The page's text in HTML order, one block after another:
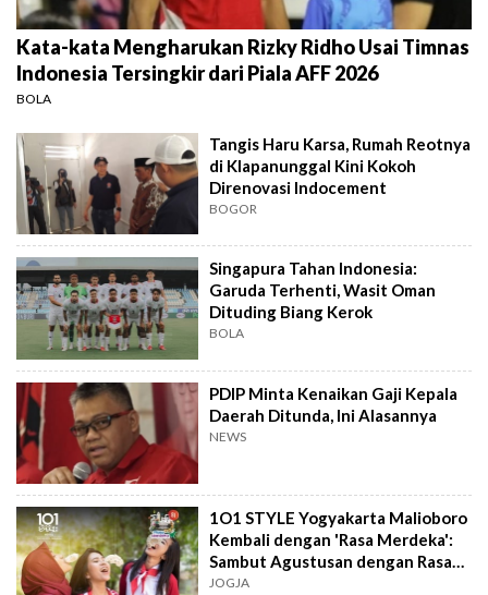
Kata-kata Mengharukan Rizky Ridho Usai Timnas
Indonesia Tersingkir dari Piala AFF 2026
BOLA
Tangis Haru Karsa, Rumah Reotnya
di Klapanunggal Kini Kokoh
Direnovasi Indocement
BOGOR
Singapura Tahan Indonesia:
Garuda Terhenti, Wasit Oman
Dituding Biang Kerok
BOLA
PDIP Minta Kenaikan Gaji Kepala
Daerah Ditunda, Ini Alasannya
NEWS
1O1 STYLE Yogyakarta Malioboro
Kembali dengan 'Rasa Merdeka':
Sambut Agustusan dengan Rasa
dan Tawa
JOGJA